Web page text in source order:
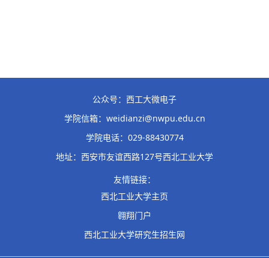
公众号：西工大微电子
学院信箱：weidianzi@nwpu.edu.cn
学院电话：029-88430774
地址：西安市友谊西路127号西北工业大学
友情链接：
西北工业大学主页
翱翔门户
西北工业大学研究生招生网